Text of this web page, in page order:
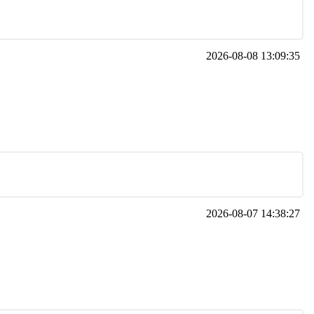
2026-08-08 13:09:35
2026-08-07 14:38:27